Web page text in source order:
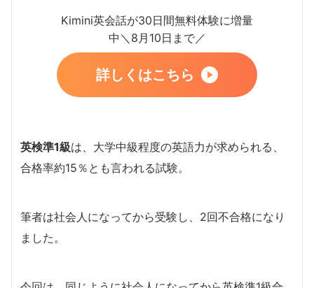
Kimini英会話が30日間無料体験に増量
中＼8月10日まで／
詳しくはこちら
英検準1級は、大学中級程度の英語力が求められる、
合格率約15％とも言われる試験。
筆者は社会人になってから受験し、2回不合格になり
ました。